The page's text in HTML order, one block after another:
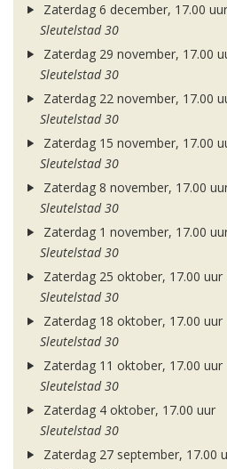
Zaterdag 6 december, 17.00 uur
Sleutelstad 30
Zaterdag 29 november, 17.00
Sleutelstad 30
Zaterdag 22 november, 17.00
Sleutelstad 30
Zaterdag 15 november, 17.00
Sleutelstad 30
Zaterdag 8 november, 17.00
Sleutelstad 30
Zaterdag 1 november, 17.00
Sleutelstad 30
Zaterdag 25 oktober, 17.00 uur
Sleutelstad 30
Zaterdag 18 oktober, 17.00 uur
Sleutelstad 30
Zaterdag 11 oktober, 17.00 uur
Sleutelstad 30
Zaterdag 4 oktober, 17.00 uur
Sleutelstad 30
Zaterdag 27 september, 17.00